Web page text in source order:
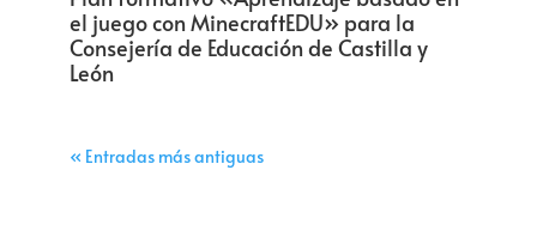
el juego con MinecraftEDU» para la
Consejería de Educación de Castilla y
León
« Entradas más antiguas